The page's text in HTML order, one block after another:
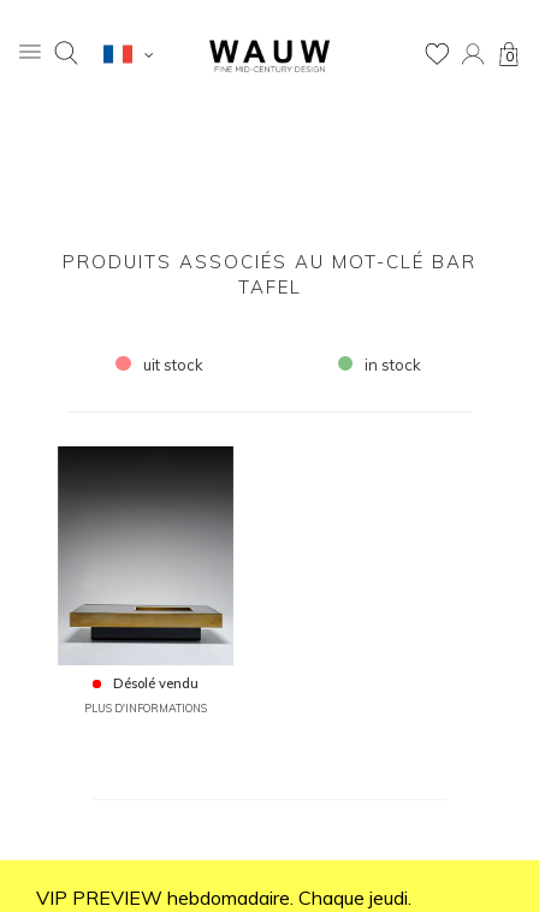
0
PRODUITS ASSOCIÉS AU MOT-CLÉ BAR
TAFEL
uit stock in stock
Désolé vendu
PLUS D'INFORMATIONS
VIP PREVIEW hebdomadaire. Chaque jeudi.